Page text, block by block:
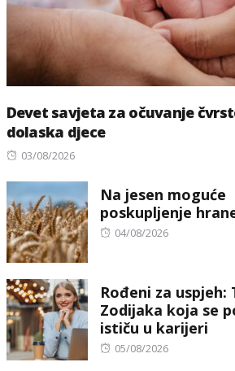
Devet savjeta za očuvanje
dolaska djece
Posted
03/08/2026
Na jesen moguće
poskupljenje
Posted
04/08/2026
Rođeni za uspjeh:
Zodijaka koja se
ističu u karijeri
Posted
05/08/2026